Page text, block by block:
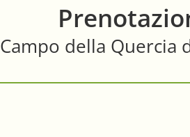
Campo della Quercia